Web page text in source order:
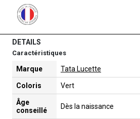
DETAILS
Caractéristiques
Marque Tata Lucette
Coloris Vert
Âge
conseillé
Dès la naissance